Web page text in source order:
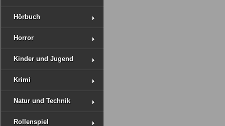
Hörbuch
Horror
Kinder und Jugend
Krimi
Natur und Technik
Rollenspiel